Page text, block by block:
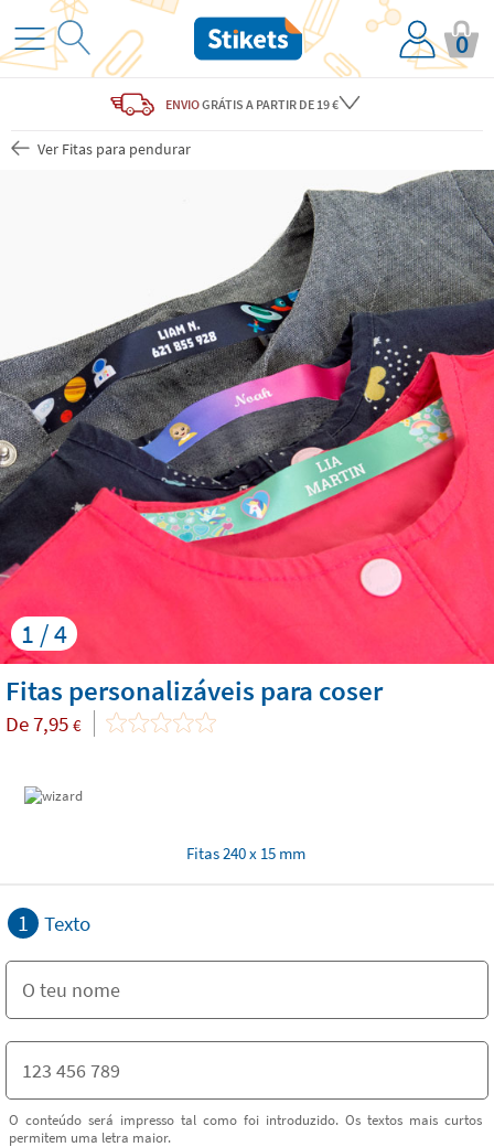
0
ENVIOGRÁTIS A PARTIR DE 19 €
Ver Fitas para pendurar
1 / 4
Fitas personalizáveis para coser
De7,95 €
Fitas 240 x 15 mm
1 Texto
O conteúdo será impresso tal como foi introduzido. Os textos mais curtos
permitem uma letra maior.